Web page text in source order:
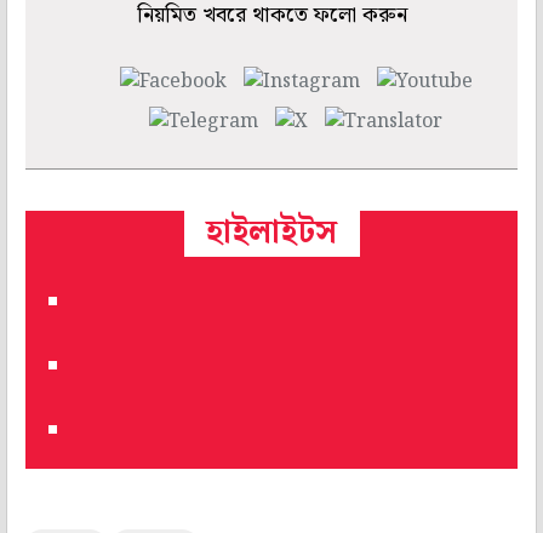
নিয়মিত খবরে থাকতে ফলো করুন
হাইলাইটস